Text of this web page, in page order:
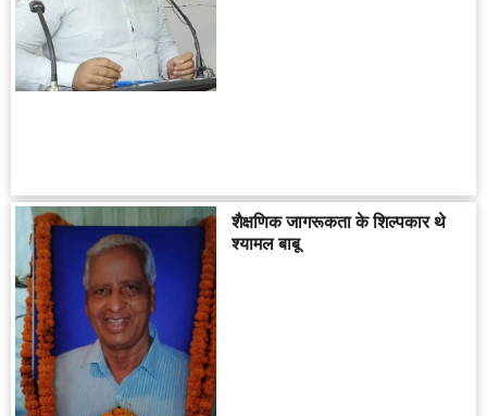
शैक्षणिक जागरूकता के शिल्पकार थे
श्यामल बाबू